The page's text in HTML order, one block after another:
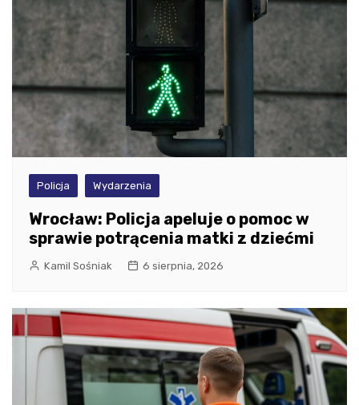
Policja Wydarzenia
Wrocław: Policja apeluje o pomoc w
sprawie potrącenia matki z dziećmi
Kamil Sośniak 6 sierpnia, 2026